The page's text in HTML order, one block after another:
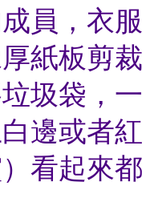
員，衣
紙板剪
圾袋，
邊或者
看起來